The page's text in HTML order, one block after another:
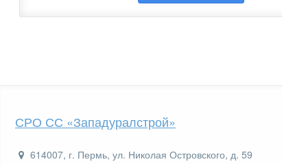
СРО СС «Западуралстрой»
614007, г. Пермь, ул. Николая Островского, д. 59